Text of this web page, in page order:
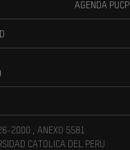
AGENDA PUCP
2000 , ANEXO 5581
CATOLICA DEL PERU